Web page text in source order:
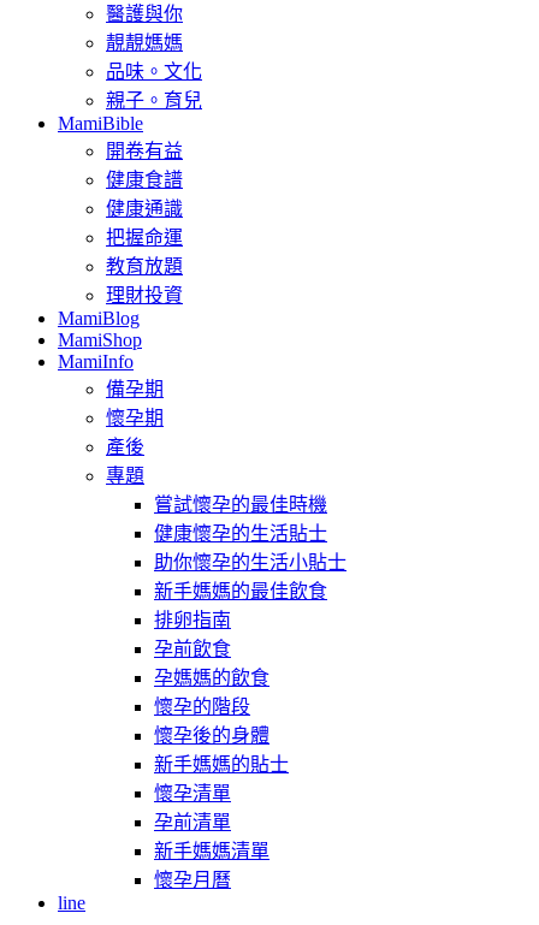
醫護與你
靚靚媽媽
品味。文化
親子。育兒
MamiBible
開卷有益
健康食譜
健康通識
把握命運
教育放題
理財投資
MamiBlog
MamiShop
MamiInfo
備孕期
懷孕期
產後
專題
嘗試懷孕的最佳時機
健康懷孕的生活貼士
助你懷孕的生活小貼士
新手媽媽的最佳飲食
排卵指南
孕前飲食
孕媽媽的飲食
懷孕的階段
懷孕後的身體
新手媽媽的貼士
懷孕清單
孕前清單
新手媽媽清單
懷孕月曆
line